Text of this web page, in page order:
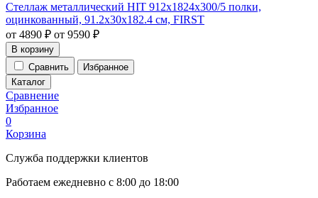
Стеллаж металлический HIT 912х1824х300/5 полки,
оцинкованный, 91.2х30х182.4 см, FIRST
от 4890 ₽ от 9590 ₽
В корзину
Сравнить
Избранное
Каталог
Сравнение
Избранное
0
Корзина
Служба поддержки клиентов
Работаем ежедневно с 8:00 до 18:00